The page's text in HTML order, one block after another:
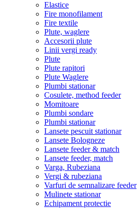
Elastice
Fire monofilament
Fire textile
Plute, waglere
Accesorii plute
Linii vergi ready
Plute
Plute rapitori
Plute Waglere
Plumbi stationar
Cosulete, method feeder
Momitoare
Plumbi sondare
Plumbi stationar
Lansete pescuit stationar
Lansete Bologneze
Lansete feeder & match
Lansete feeder, match
Varga, Rubeziana
Vergi & rubeziana
Varfuri de semnalizare feeder
Mulinete stationar
Echipament protectie